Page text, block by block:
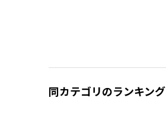
同カテゴリのランキング